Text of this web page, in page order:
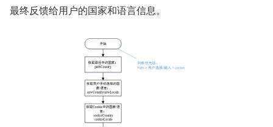
最终反馈给用户的国家和语言信息。